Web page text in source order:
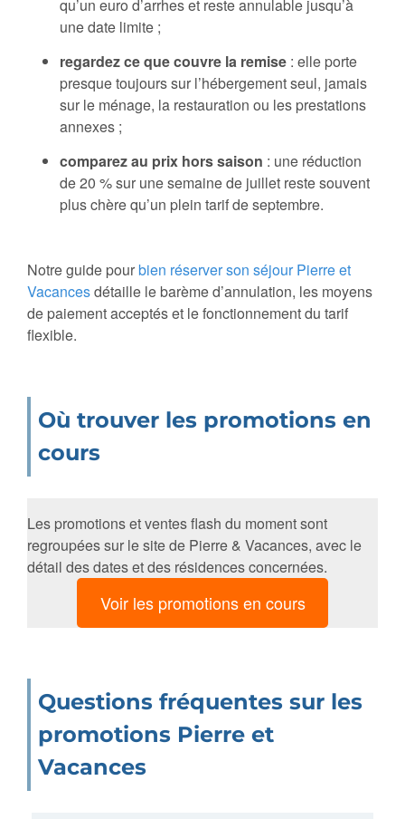
qu’un euro d’arrhes et reste annulable jusqu’à
une date limite ;
regardez ce que couvre la remise : elle porte
presque toujours sur l’hébergement seul, jamais
sur le ménage, la restauration ou les prestations
annexes ;
comparez au prix hors saison : une réduction
de 20 % sur une semaine de juillet reste souvent
plus chère qu’un plein tarif de septembre.
Notre guide pourbien réserver son séjour Pierre et
Vacancesdétaille le barème d’annulation, les moyens
de paiement acceptés et le fonctionnement du tarif
flexible.
Où trouver les promotions en
cours
Les promotions et ventes flash du moment sont
regroupées sur le site de Pierre & Vacances, avec le
détail des dates et des résidences concernées.
Voir les promotions en cours
Questions fréquentes sur les
promotions Pierre et
Vacances